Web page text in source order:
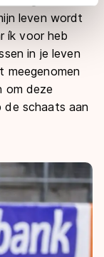
de GDPR.
met deze
cookiebeleid
leven wordt
ík voor heb
in je leven
meegenomen
om deze
de schaats aan